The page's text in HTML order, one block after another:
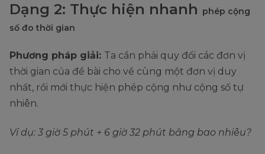
Dạng 2: Thực hiện nhanh phép cộng
số đo thời gian
Phương pháp giải: Ta cần phải quy đổi các đơn vị
thời gian của đề bài cho về cùng một đơn vị duy
nhất, rồi mới thực hiện phép cộng như cộng số tự
nhiên.
Ví dụ: 3 giờ 5 phút + 6 giờ 32 phút bằng bao nhiêu?